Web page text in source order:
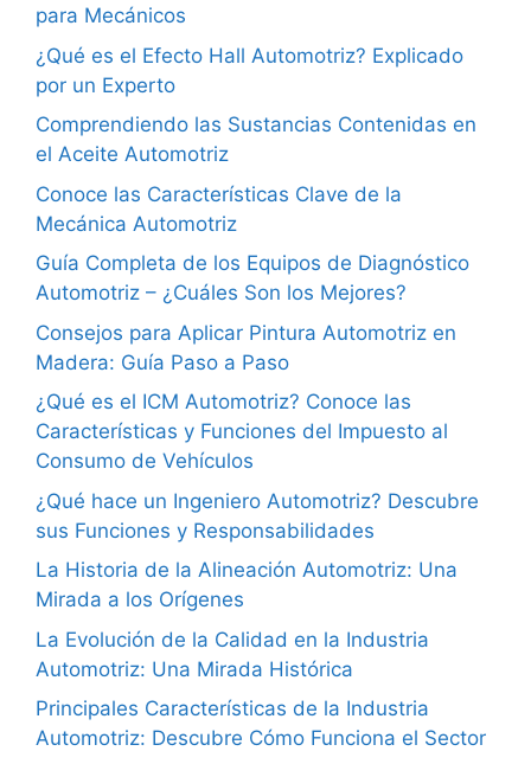
para Mecánicos
¿Qué es el Efecto Hall Automotriz? Explicado
por un Experto
Comprendiendo las Sustancias Contenidas en
el Aceite Automotriz
Conoce las Características Clave de la
Mecánica Automotriz
Guía Completa de los Equipos de Diagnóstico
Automotriz – ¿Cuáles Son los Mejores?
Consejos para Aplicar Pintura Automotriz en
Madera: Guía Paso a Paso
¿Qué es el ICM Automotriz? Conoce las
Características y Funciones del Impuesto al
Consumo de Vehículos
¿Qué hace un Ingeniero Automotriz? Descubre
sus Funciones y Responsabilidades
La Historia de la Alineación Automotriz: Una
Mirada a los Orígenes
La Evolución de la Calidad en la Industria
Automotriz: Una Mirada Histórica
Principales Características de la Industria
Automotriz: Descubre Cómo Funciona el Sector